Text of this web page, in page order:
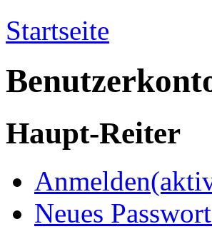
Startseite
Haupt-Reiter
Anmelden
Neues